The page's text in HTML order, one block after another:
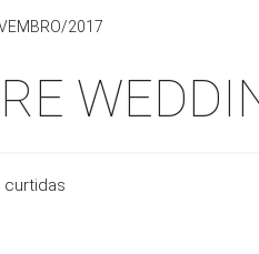
2017
curtidas